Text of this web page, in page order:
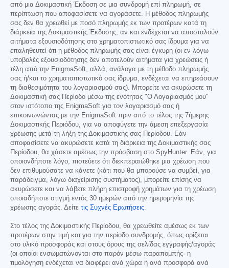
από μια Δοκιμαστική Έκδοση σε μια συνδρομή επί πληρωμή, σε
περίπτωση που αποφασίσετε να αγοράσετε. Η μέθοδος πληρωμής
σας δεν θα χρεωθεί με ποσό πληρωμής εκ των προτέρων κατά τη
διάρκεια της Δοκιμαστικής Έκδοσης, αν και ενδέχεται να αποσταλούν
αιτήματα εξουσιοδότησης στο χρηματοπιστωτικό σας ίδρυμα για να
επαληθευτεί ότι η μέθοδος πληρωμής σας είναι έγκυρη (οι εν λόγω
υποβολές εξουσιοδότησης δεν αποτελούν αιτήματα για χρεώσεις ή
τέλη από την EnigmaSoft, αλλά, ανάλογα με τη μέθοδο πληρωμής
σας ή/και το χρηματοπιστωτικό σας ίδρυμα, ενδέχεται να επηρεάσουν
τη διαθεσιμότητα του λογαριασμού σας). Μπορείτε να ακυρώσετε τη
Δοκιμαστική σας Περίοδο μέσω της ενότητας "Ο Λογαριασμός μου"
στον ιστότοπο της EnigmaSoft για τον λογαριασμό σας ή
επικοινωνώντας με την EnigmaSoft πριν από το τέλος της 7ήμερης
Δοκιμαστικής Περιόδου, για να αποφύγετε την άμεση επεξεργασία
χρέωσης μετά τη λήξη της Δοκιμαστικής σας Περίοδου. Εάν
αποφασίσετε να ακυρώσετε κατά τη διάρκεια της Δοκιμαστικής σας
Περίοδου, θα χάσετε αμέσως την πρόσβαση στο SpyHunter. Εάν, για
οποιονδήποτε λόγο, πιστεύετε ότι διεκπεραιώθηκε μια χρέωση που
δεν επιθυμούσατε να κάνετε (κάτι που θα μπορούσε να συμβεί, για
παράδειγμα, λόγω διαχείρισης συστήματος), μπορείτε επίσης να
ακυρώσετε και να λάβετε πλήρη επιστροφή χρημάτων για τη χρέωση
οποιαδήποτε στιγμή εντός 30 ημερών από την ημερομηνία της
χρέωσης αγοράς. Δείτε τις Συχνές Ερωτήσεις.
Στο τέλος της Δοκιμαστικής Περίοδου, θα χρεωθείτε αμέσως εκ των
προτέρων στην τιμή και για την περίοδο συνδρομής, όπως ορίζεται
στο υλικό προσφοράς και στους όρους της σελίδας εγγραφής/αγοράς
(οι οποίοι ενσωματώνονται στο παρόν μέσω παραπομπής· η
τιμολόγηση ενδέχεται να διαφέρει ανά χώρα ή ανά προσφορά ανά